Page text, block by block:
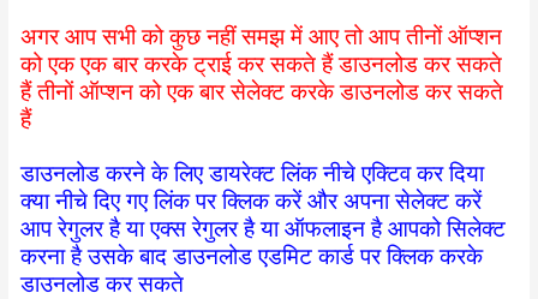
अगर आप सभी को कुछ नहीं समझ में आए तो आप तीनों ऑप्शन
को एक एक बार करके ट्राई कर सकते हैं डाउनलोड कर सकते
हैं तीनों ऑप्शन को एक बार सेलेक्ट करके डाउनलोड कर सकते
हैं
डाउनलोड करने के लिए डायरेक्ट लिंक नीचे एक्टिव कर दिया
क्या नीचे दिए गए लिंक पर क्लिक करें और अपना सेलेक्ट करें
आप रेगुलर है या एक्स रेगुलर है या ऑफलाइन है आपको सिलेक्ट
करना है उसके बाद डाउनलोड एडमिट कार्ड पर क्लिक करके
डाउनलोड कर सकते